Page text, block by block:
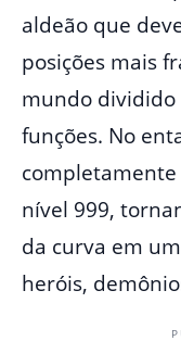
aldeão que
posições mais
mundo dividido
funções. No
completamente
nível 999,
da curva em
heróis,